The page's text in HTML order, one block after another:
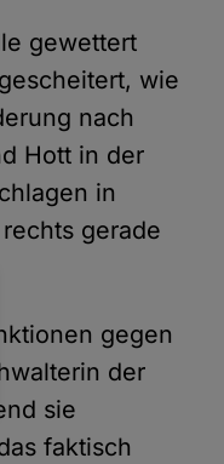
gewettert
wie
nach
Hott in der
in
gerade
gegen
der
sie
faktisch